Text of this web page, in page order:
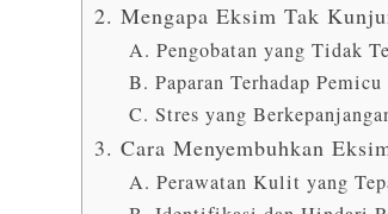
2. Mengapa Eksim Tak
A. Pengobatan yang Tidak
B. Paparan Terhadap
C. Stres yang
3. Cara Menyembuhkan
A. Perawatan Kulit yang